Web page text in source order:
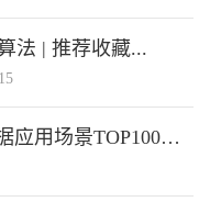
法 | 推荐收藏...
2018“中国数谷”大数据应用场景TOP100网络...